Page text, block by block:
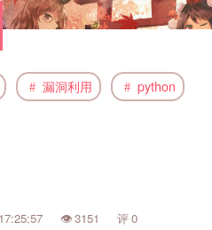
漏洞利用 python
3151 0